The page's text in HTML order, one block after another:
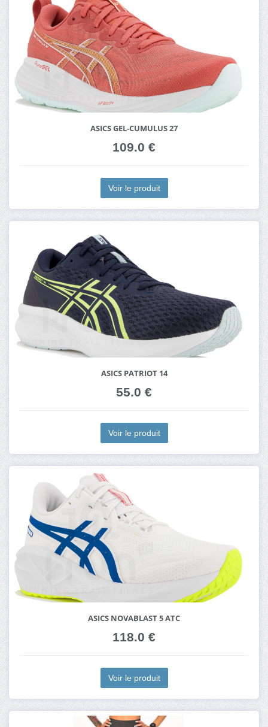
ASICS GEL-CUMULUS 27
109.0 €
Voir le produit
ASICS PATRIOT 14
55.0 €
Voir le produit
ASICS NOVABLAST 5 ATC
118.0 €
Voir le produit